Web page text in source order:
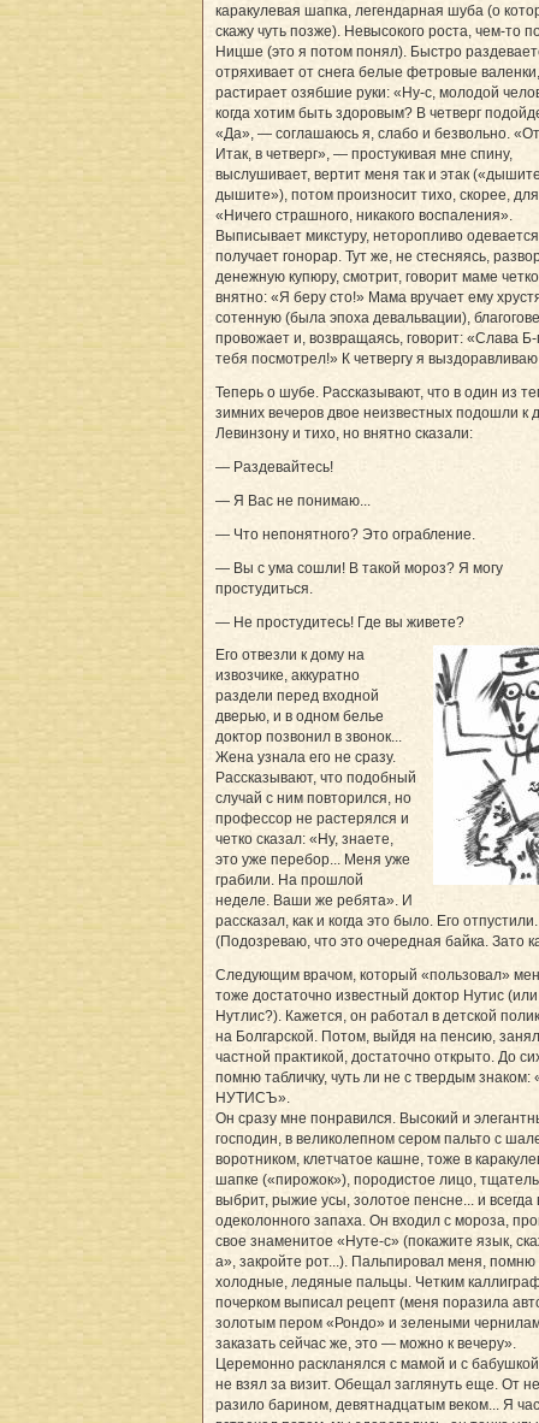
каракулевая шапка, легендарная шуба (о
скажу чуть позже). Невысокого роста, чем-то
Ницше (это я потом понял). Быстро
отряхивает от снега белые фетровые валенки,
растирает озябшие руки: «Ну-с, молодой
когда хотим быть здоровым? В четверг
«Да», — соглашаюсь я, слабо и безвольно.
Итак, в четверг», — простукивая мне спину,
выслушивает, вертит меня так и этак
дышите»), потом произносит тихо, скорее,
«Ничего страшного, никакого воспаления».
Выписывает микстуру, неторопливо
получает гонорар. Тут же, не стесняясь,
денежную купюру, смотрит, говорит маме
внятно: «Я беру сто!» Мама вручает ему
сотенную (была эпоха девальвации),
провожает и, возвращаясь, говорит: «Слава Б-
тебя посмотрел!» К четвергу я
Теперь о шубе. Рассказывают, что в один из
зимних вечеров двое неизвестных подошли к
Левинзону и тихо, но внятно сказали:
— Раздевайтесь!
— Я Вас не понимаю...
— Что непонятного? Это ограбление.
— Вы с ума сошли! В такой мороз? Я могу
простудиться.
— Не простудитесь! Где вы живете?
Его отвезли к дому на
извозчике, аккуратно
раздели перед входной
дверью, и в одном белье
доктор позвонил в звонок...
Жена узнала его не сразу.
Рассказывают, что подобный
случай с ним повторился, но
профессор не растерялся и
четко сказал: «Ну, знаете,
это уже перебор... Меня уже
грабили. На прошлой
неделе. Ваши же ребята». И
рассказал, как и когда это было. Его отпустили.
(Подозреваю, что это очередная байка. Зато
Следующим врачом, который «пользовал»
тоже достаточно известный доктор Нутис (или
Нутлис?). Кажется, он работал в детской
на Болгарской. Потом, выйдя на пенсию,
частной практикой, достаточно открыто. До
помню табличку, чуть ли не с твердым знаком:
НУТИСЪ».
Он сразу мне понравился. Высокий и
господин, в великолепном сером пальто с
воротником, клетчатое кашне, тоже в
шапке («пирожок»), породистое лицо,
выбрит, рыжие усы, золотое пенсне... и всегда
одеколонного запаха. Он входил с мороза,
свое знаменитое «Нуте-с» (покажите язык,
а», закройте рот...). Пальпировал меня, помню
холодные, ледяные пальцы. Четким
почерком выписал рецепт (меня поразила
золотым пером «Рондо» и зелеными
заказать сейчас же, это — можно к вечеру».
Церемонно раскланялся с мамой и с
не взял за визит. Обещал заглянуть еще. От
разило барином, девятнадцатым веком... Я